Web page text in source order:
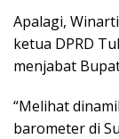
Apalagi,
ketua DPRD
menjabat
“Melihat
barometer di